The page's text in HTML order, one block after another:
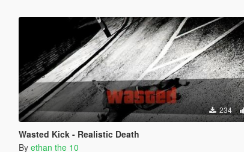
234
Wasted Kick - Realistic Death
By ethan the 10